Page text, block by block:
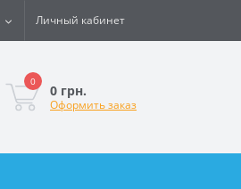
Личный кабинет
0
0 грн.
Оформить заказ